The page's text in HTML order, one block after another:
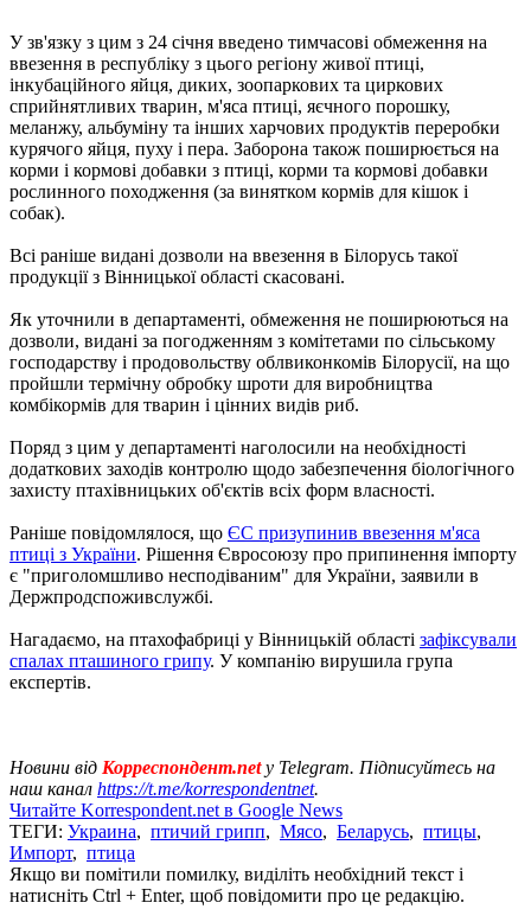
У зв'язку з цим з 24 січня введено тимчасові обмеження на
ввезення в республіку з цього регіону живої птиці,
інкубаційного яйця, диких, зоопаркових та циркових
сприйнятливих тварин, м'яса птиці, яєчного порошку,
меланжу, альбуміну та інших харчових продуктів переробки
курячого яйця, пуху і пера. Заборона також поширюється на
корми і кормові добавки з птиці, корми та кормові добавки
рослинного походження (за винятком кормів для кішок і
собак).
Всі раніше видані дозволи на ввезення в Білорусь такої
продукції з Вінницької області скасовані.
Як уточнили в департаменті, обмеження не поширюються на
дозволи, видані за погодженням з комітетами по сільському
господарству і продовольству облвиконкомів Білорусії, на що
пройшли термічну обробку шроти для виробництва
комбікормів для тварин і цінних видів риб.
Поряд з цим у департаменті наголосили на необхідності
додаткових заходів контролю щодо забезпечення біологічного
захисту птахівницьких об'єктів всіх форм власності.
Раніше повідомлялося, що ЄС призупинив ввезення м'яса
птиці з України. Рішення Євросоюзу про припинення імпорту
є "приголомшливо несподіваним" для України, заявили в
Держпродспоживслужбі.
Нагадаємо, на птахофабриці у Вінницькій області зафіксували
спалах пташиного грипу. У компанію вирушила група
експертів.
Новини від Корреспондент.net у Telegram. Підписуйтесь на
наш канал https://t.me/korrespondentnet.
Читайте Korrespondent.net в Google News
ТЕГИ: Украина, птичий грипп, Мясо, Беларусь, птицы,
Импорт, птица
Якщо ви помітили помилку, виділіть необхідний текст і
натисніть Ctrl + Enter, щоб повідомити про це редакцію.